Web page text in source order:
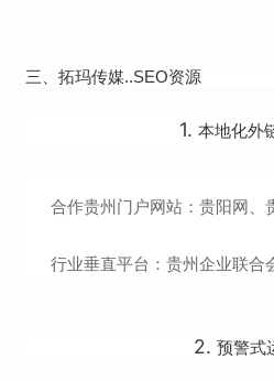
三、拓玛传媒..SEO资源
1. 本地化外
合作贵州门户网站：贵阳网、
行业垂直平台：贵州企业联合
2. 预警式